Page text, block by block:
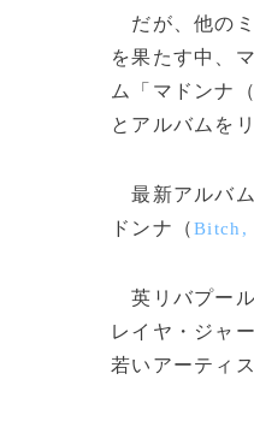
だが、他のミ
を果たす中、
ム「マドンナ（
とアルバムを
最新アルバ
ドンナ（Bitch,
英リバプー
レイヤ・ジャ
若いアーティ